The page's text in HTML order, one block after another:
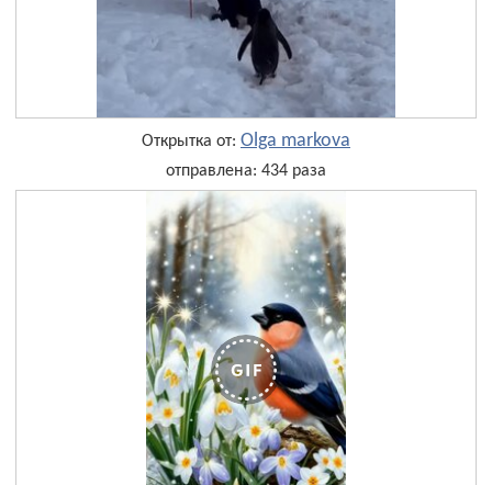
Открытка от: Olga markova
отправлена: 434 раза